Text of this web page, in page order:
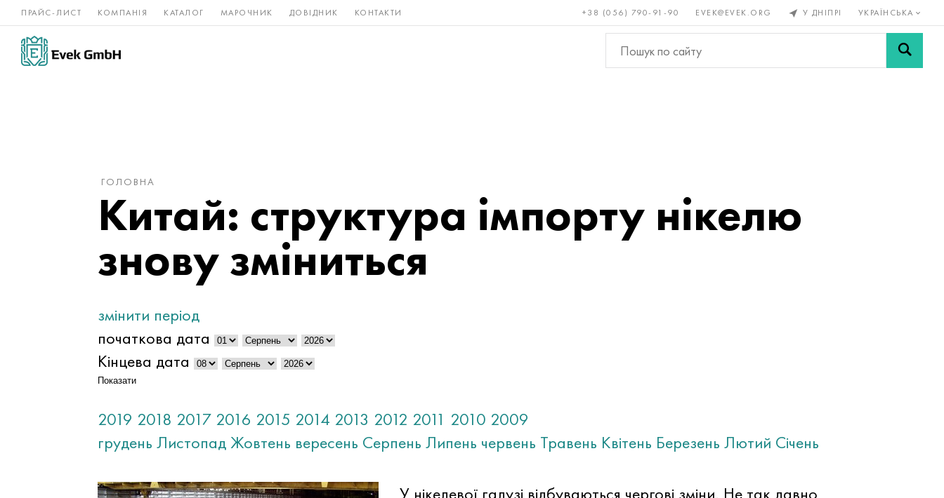
ПРАЙС-ЛИСТ КОМПАНІЯ КАТАЛОГ МАРОЧНИК ДОВІДНИК КОНТАКТИ +38 (056) 790-91-90 EVEK@EVEK.ORG У ДНІПРІ УКРАЇНСЬКА
Нікелеві
сплави
Рідкісні і Бронза, мідь, Кольорові
метали
Легована Сітки і
ГОЛОВНА
Китай: структура імпорту нікелю
знову зміниться
змінити період
початкова дата
Кінцева дата
Показати
2019 2018 2017 2016 2015 2014 2013 2012 2011 2010 2009
грудень ЛистопадЖовтень вересень Серпень Липень червень Травень Квітень Березень Лютий Січень
У нікелевої галузі відбуваються чергові зміни. Не так давно